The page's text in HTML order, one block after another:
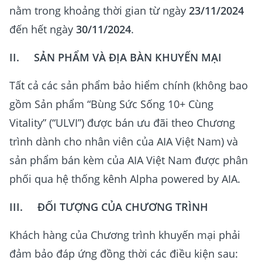
nằm trong khoảng thời gian từ ngày 23/11/2024
đến hết ngày 30/11/2024.
II. SẢN PHẨM VÀ ĐỊA BÀN KHUYẾN MẠI
Tất cả các sản phẩm bảo hiểm chính (không bao
gồm Sản phẩm “Bùng Sức Sống 10+ Cùng
Vitality” (“ULVI”) được bán ưu đãi theo Chương
trình dành cho nhân viên của AIA Việt Nam) và
sản phẩm bán kèm của AIA Việt Nam được phân
phối qua hệ thống kênh Alpha powered by AIA.
III. ĐỐI TƯỢNG CỦA CHƯƠNG TRÌNH
Khách hàng của Chương trình khuyến mại phải
đảm bảo đáp ứng đồng thời các điều kiện sau: